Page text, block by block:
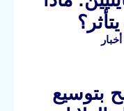
بتوسيع